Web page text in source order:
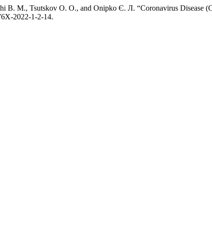
М., Tsutskov О. О., and Onipko Є. Л. “Coronavirus Disease
2022-1-2-14.